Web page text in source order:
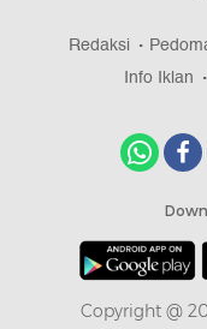
Redaksi
Info Iklan
Copyright @